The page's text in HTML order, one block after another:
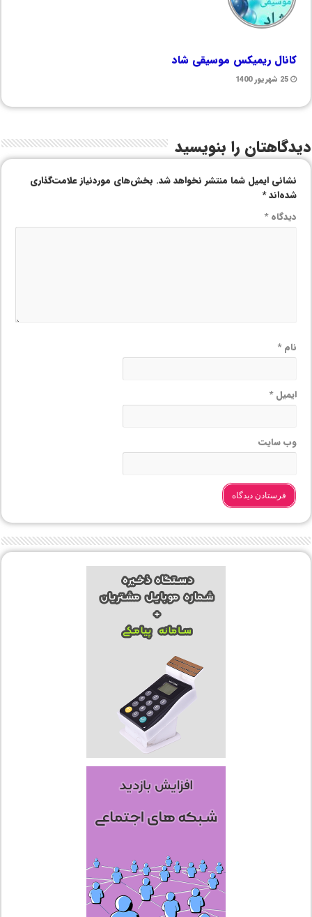
کانال ریمیکس موسیقی شاد
25 شهریور 1400
دیدگاهتان را بنویسید
نشانی ایمیل شما منتشر نخواهد شد. بخش‌های موردنیاز علامت‌گذاری
شده‌اند*
دیدگاه*
نام*
ایمیل*
وب‌ سایت